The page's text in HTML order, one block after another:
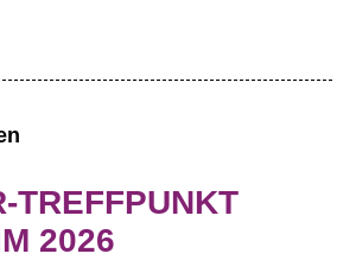
TREFFPUNKT
2026